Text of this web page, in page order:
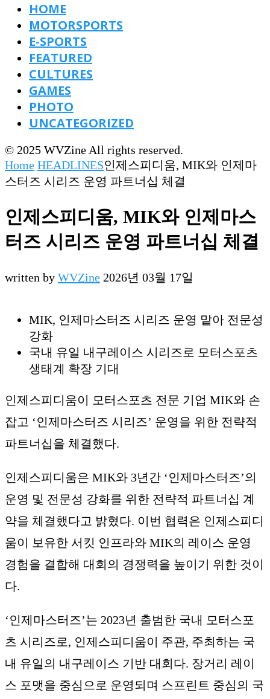
HOME
MOTORSPORTS
E-SPORTS
FEATURED
CULTURES
GAMES
PHOTO
UNCATEGORIZED
© 2025 WVZine All rights reserved.
Home HEADLINES인제스피디움, MIK와 인제마
스터즈 시리즈 운영 파트너십 체결
인제스피디움, MIK와 인제마스
터즈 시리즈 운영 파트너십 체결
written by WVZine 2026년 03월 17일
MIK, 인제마스터즈 시리즈 운영 맡아 전문성
강화
국내 유일 내구레이스 시리즈로 모터스포츠
생태계 확장 기대
인제스피디움이 모터스포츠 전문 기업 MIK와 손
잡고 ‘인제마스터즈 시리즈’ 운영을 위한 전략적
파트너십을 체결했다.
인제스피디움은 MIK와 3년간 ‘인제마스터즈’의
운영 및 전문성 강화를 위한 전략적 파트너십 계
약을 체결했다고 밝혔다. 이번 협력은 인제스피디
움이 보유한 서킷 인프라와 MIK의 레이스 운영
경험을 결합해 대회의 경쟁력을 높이기 위한 것이
다.
‘인제마스터즈’는 2023년 출범한 국내 모터스포
츠 시리즈로, 인제스피디움이 주관, 주최하는 국
내 유일의 내구레이스 기반 대회다. 장거리 레이
스 포맷을 중심으로 운영되며 스프린트 중심의 국